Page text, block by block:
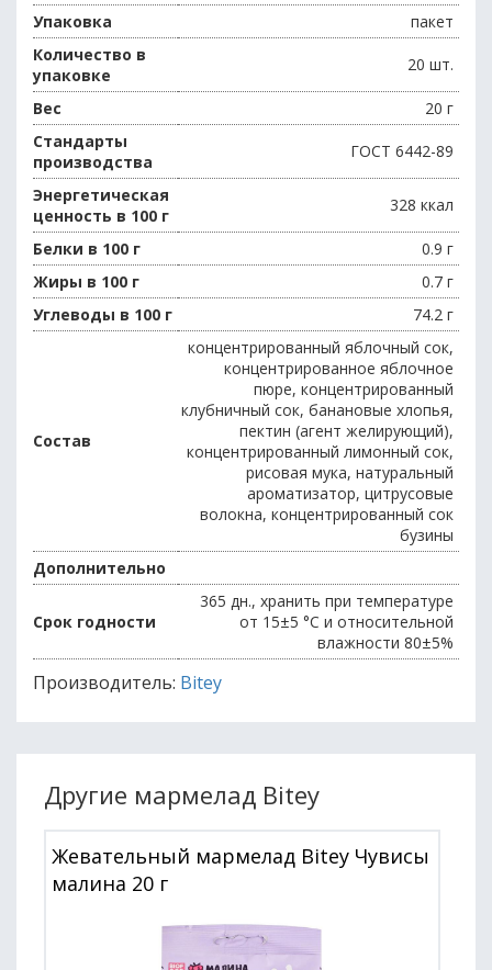
Упаковка
пакет
Количество в
упаковке
20 шт.
Вес
20 г
Стандарты
производства
ГОСТ 6442-89
Энергетическая
ценность в 100 г
328 ккал
Белки в 100 г
0.9 г
Жиры в 100 г
0.7 г
Углеводы в 100 г
74.2 г
Состав
концентрированный яблочный сок,
концентрированное яблочное
пюре, концентрированный
клубничный сок, банановые хлопья,
пектин (агент желирующий),
концентрированный лимонный сок,
рисовая мука, натуральный
ароматизатор, цитрусовые
волокна, концентрированный сок
бузины
Дополнительно
Срок годности
365 дн., хранить при температуре
от 15±5 °С и относительной
влажности 80±5%
Производитель: Bitey
Другие мармелад Bitey
Жевательный мармелад Bitey Чувисы
малина 20 г